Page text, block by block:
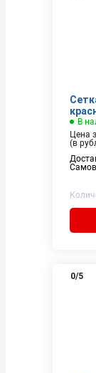
В
Цена
(в
0/5